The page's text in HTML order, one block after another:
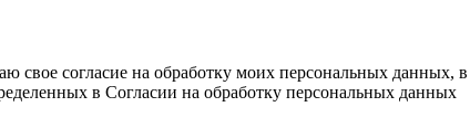
свое согласие на обработку моих персональных
в Согласии на обработку персональных данных